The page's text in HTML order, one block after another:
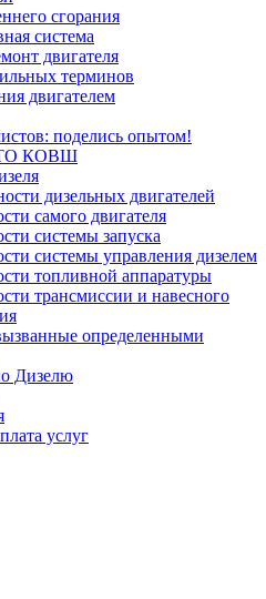
сгорания
система
двигателя
терминов
двигателем
поделись опытом!
КОВШ
дизельных двигателей
самого двигателя
системы запуска
системы управления дизелем
топливной аппаратуры
трансмиссии и навесного
определенными
Дизелю
услуг